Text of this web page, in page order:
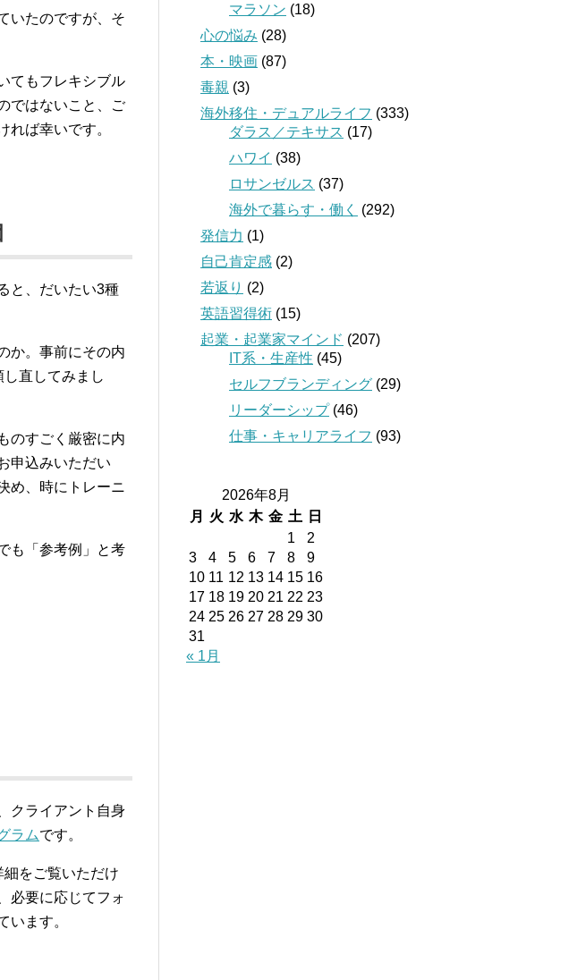
いたのですが、そ
てもフレキシブル
ではないこと、ご
ば幸いです。
と、だいたい3種
か。事前にその内
直してみまし
のすごく厳密に内
申込みいただい
め、時にトレーニ
も「参考例」と考
クライアント自身
ラムです。
をご覧いただけ
必要に応じてフォ
います。
マラソン (18)
心の悩み (28)
本・映画 (87)
毒親 (3)
海外移住・デュアルライフ (333)
ダラス／テキサス (17)
ハワイ (38)
ロサンゼルス (37)
海外で暮らす・働く
(292)
発信力 (1)
自己肯定感 (2)
若返り (2)
英語習得術 (15)
起業・起業家マインド (207)
IT系・生産性 (45)
セルフブランディング (29)
リーダーシップ(46)
仕事・キャリアライフ (93)
2026年8月
月
火 水 木 金 土
日
1
2
3
4 5 6 7 8
9
10 11 12 13 14 15 16
17 18 19 20 21 22 23
24 25 26 27 28 29 30
31
« 1月